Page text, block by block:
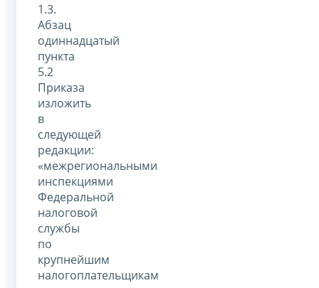
1.3.
Абзац
одиннадцатый
пункта
5.2
Приказа
изложить
в
следующей
редакции:
«межрегиональными
инспекциями
Федеральной
налоговой
службы
по
крупнейшим
налогоплательщикам